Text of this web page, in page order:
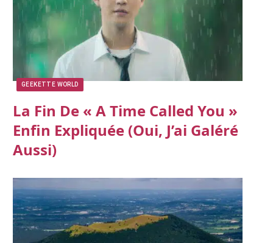
GEEKETTE WORLD
La Fin De « A Time Called You »
Enfin Expliquée (oui, J’ai Galéré
Aussi)